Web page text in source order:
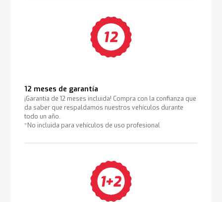
12 meses de garantía
¡Garantía de 12 meses incluida! Compra con la confianza que
da saber que respaldamos nuestros vehículos durante
todo un año.
*No incluida para vehículos de uso profesional